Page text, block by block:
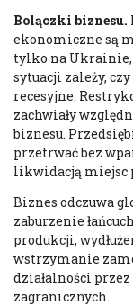
Bolączki biznesu.
ekonomiczne są
tylko na Ukrainie,
sytuacji zależy,
recesyjne.
zachwiały
biznesu.
przetrwać bez
likwidacją miejsc
Biznes odczuwa
zaburzenie
produkcji,
wstrzymanie
działalności
zagranicznych.